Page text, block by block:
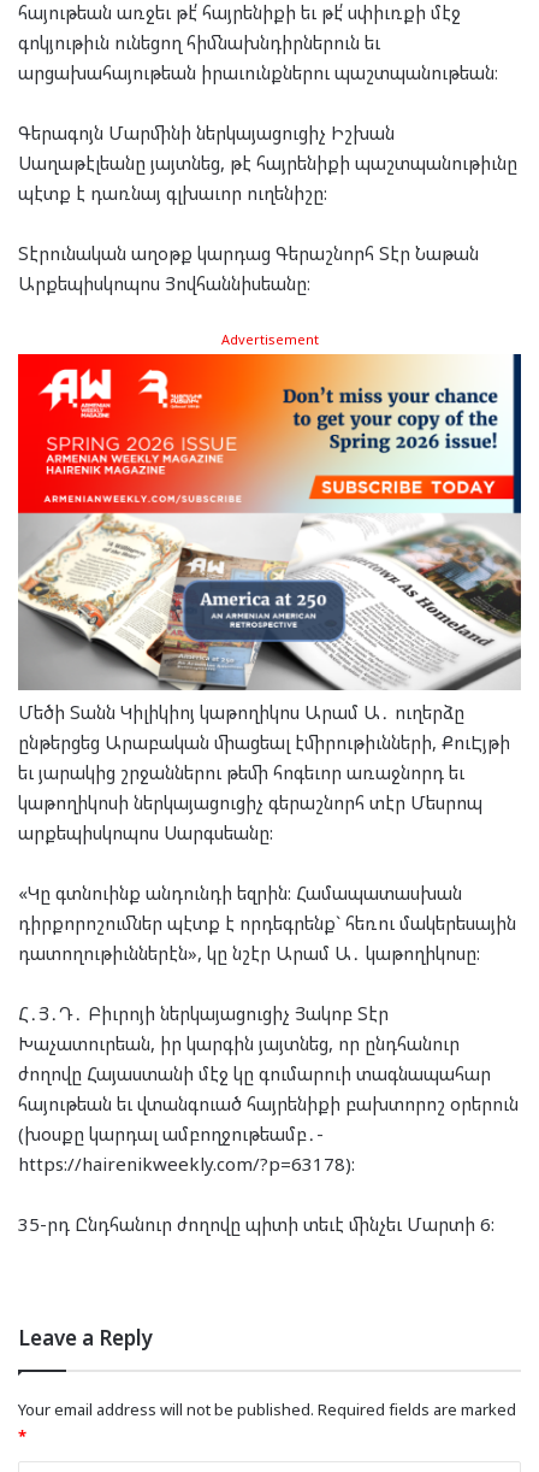
հայութեան առջեւ թէ՛ հայրենիքի եւ թէ՛ սփիւռքի մէջ
գոկյութիւն ունեցող հիմնախնդիրներուն եւ
արցախահայութեան իրաւունքներու պաշտպանութեան։
Գերագոյն Մարմինի ներկայացուցիչ Իշխան
Սաղաթէլեանը յայտնեց, թէ հայրենիքի պաշտպանութիւնը
պէտք է դառնայ գլխաւոր ուղենիշը:
Տէրունական աղօթք կարդաց Գերաշնորհ Տէր Նաթան
Արքեպիսկոպոս Յովհաննիսեանը։
Advertisement
Մեծի Տանն Կիլիկիոյ կաթողիկոս Արամ Ա․ ուղերձը
ընթերցեց Արաբական միացեալ էմիրութիւնների, ՔուԷյթի
եւ յարակից շրջաններու թեմի հոգեւոր առաջնորդ եւ
կաթողիկոսի ներկայացուցիչ գերաշնորհ տէր Մեսրոպ
արքեպիսկոպոս Սարգսեանը:
«Կը գտնուինք անդունդի եզրին: Համապատասխան
դիրքորոշումներ պէտք է որդեգրենք` հեռու մակերեսային
դատողութիւններէն», կը նշէր Արամ Ա․ կաթողիկոսը:
Հ․Յ․Դ․ Բիւրոյի ներկայացուցիչ Յակոբ Տէր
Խաչատուրեան, իր կարգին յայտնեց, որ ընդհանուր
ժողովը Հայաստանի մէջ կը գումարուի տագնապահար
հայութեան եւ վտանգուած հայրենիքի բախտորոշ օրերուն
(խօսքը կարդալ ամբողջութեամբ․-
https://hairenikweekly.com/?p=63178):
35-րդ Ընդհանուր ժողովը պիտի տեւէ մինչեւ Մարտի 6:
Leave a Reply
Your email address will not be published. Required fields are marked
*